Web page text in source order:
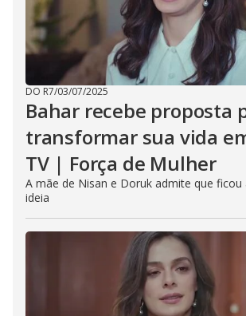
DO R7/03/07/2025
Bahar recebe proposta
transformar sua vida
TV | Força de Mulher
A mãe de Nisan e Doruk admite que
ideia